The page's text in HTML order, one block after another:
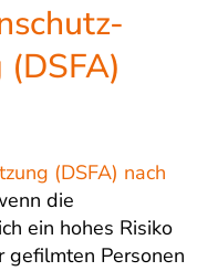
(DSFA) nach
die
ein hohes Risiko
gefilmten Personen